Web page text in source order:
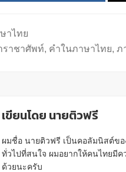
าไทย
ราชาศัพท์, คำในภาษาไทย, ภ
เขียนโดย นายติวฟรี
ผมชื่อ นายติวฟรี เป็นคอลัมนิสต์ขอ
ทั่วไปที่สนใจ ผมอยากให้คนไทยมี
ด้วยนะครับ